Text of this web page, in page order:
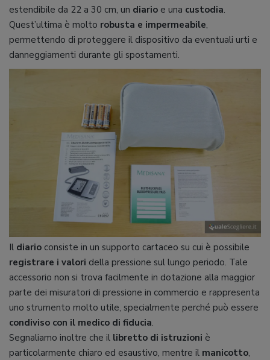
estendibile da 22 a 30 cm, un diario e una custodia.
Quest’ultima è molto robusta e impermeabile,
permettendo di proteggere il dispositivo da eventuali urti e
danneggiamenti durante gli spostamenti.
Il diario consiste in un supporto cartaceo su cui è possibile
registrare i valori della pressione sul lungo periodo. Tale
accessorio non si trova facilmente in dotazione alla maggior
parte dei misuratori di pressione in commercio e rappresenta
uno strumento molto utile, specialmente perché può essere
condiviso con il medico di fiducia.
Segnaliamo inoltre che il libretto di istruzioni è
particolarmente chiaro ed esaustivo, mentre il manicotto,